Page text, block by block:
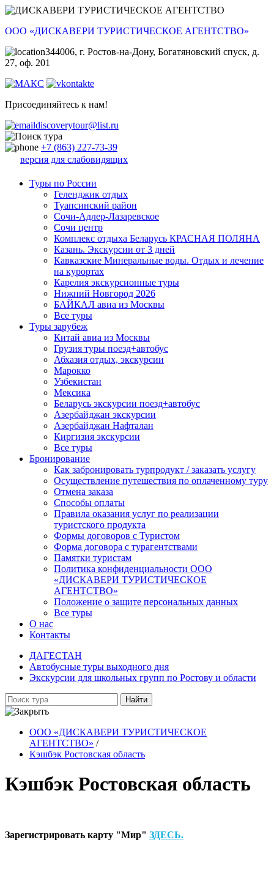
ООО «ДИСКАВЕРИ ТУРИСТИЧЕСКОЕ АГЕНТСТВО»
344006, г. Ростов-на-Дону, Богатяновский спуск, д.
27, оф. 201
Присоединяйтесь к нам!
discoverytour@list.ru
+7 (863) 227-73-39
версия для слабовидящих
Туры по России
Геленджик отдых
Туапсинский район
Сочи-Адлер-Лазаревское
Сочи центр
Комплекс отдыха Беларусь КРАСНАЯ ПОЛЯНА
Казань. Экскурсии от 3 дней
Кавказские Минеральные воды. Отдых и лечение
на курортах
Карелия экскурсионные туры
Нижний Новгород 2026
БАЙКАЛ авиа из Москвы
Все туры
Туры зарубеж
Китай авиа из Москвы
Грузия туры поезд+автобус
Абхазия отдых, экскурсии
Марокко
Узбекистан
Мексика
Беларусь экскурсии поезд+автобус
Азербайджан экскурсии
Азербайджан Нафталан
Киргизия экскурсии
Все туры
Бронирование
Как забронировать турпродукт / заказать услугу
Осуществление путешествия по оплаченному туру
Отмена заказа
Способы оплаты
Правила оказания услуг по реализации
туристского продукта
Формы договоров с Туристом
Форма договора с турагентствами
Памятки туристам
Политика конфиденциальности ООО
«ДИСКАВЕРИ ТУРИСТИЧЕСКОЕ
АГЕНТСТВО»
Положение о защите персональных данных
Все туры
О нас
Контакты
ДАГЕСТАН
Автобусные туры выходного дня
Экскурсии для школьных групп по Ростову и области
Найти
ООО «ДИСКАВЕРИ ТУРИСТИЧЕСКОЕ
АГЕНТСТВО» /
Кэшбэк Ростовская область
Кэшбэк Ростовская область
Зарегистрировать карту "Мир" ЗДЕСЬ.